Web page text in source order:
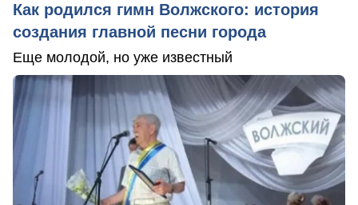
Как родился гимн Волжского: история
создания главной песни города
Еще молодой, но уже известный